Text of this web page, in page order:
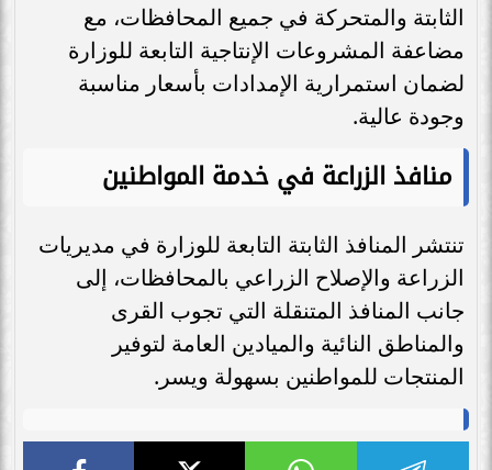
الثابتة والمتحركة في جميع المحافظات، مع
مضاعفة المشروعات الإنتاجية التابعة للوزارة
لضمان استمرارية الإمدادات بأسعار مناسبة
وجودة عالية.
منافذ الزراعة في خدمة المواطنين
تنتشر المنافذ الثابتة التابعة للوزارة في مديريات
الزراعة والإصلاح الزراعي بالمحافظات، إلى
جانب المنافذ المتنقلة التي تجوب القرى
والمناطق النائية والميادين العامة لتوفير
المنتجات للمواطنين بسهولة ويسر.